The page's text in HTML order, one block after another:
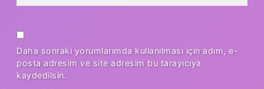
Daha sonraki yorumlarımda kullanılması için adım, e-
posta adresim ve site adresim bu tarayıcıya
kaydedilsin.